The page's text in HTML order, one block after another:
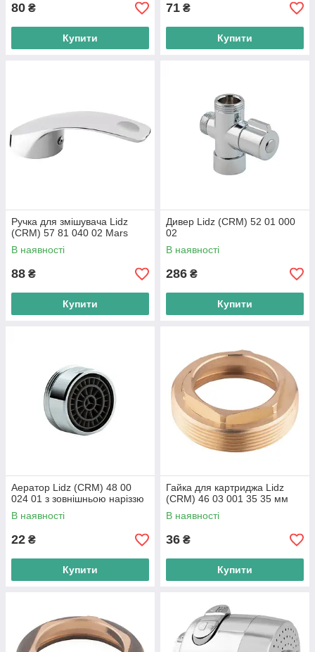
80 ₴
Купити
71 ₴
Купити
Ручка для змішувача Lidz
(CRM) 57 81 040 02 Mars
В наявності
88 ₴
Купити
Дивер Lidz (CRM) 52 01 000
02
В наявності
286 ₴
Купити
Аератор Lidz (CRM) 48 00
024 01 з зовнішньою наріззю
В наявності
22 ₴
Купити
Гайка для картриджа Lidz
(CRM) 46 03 001 35 35 мм
В наявності
36 ₴
Купити